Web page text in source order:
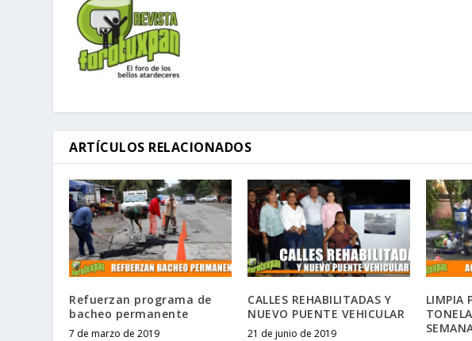
ARTÍCULOS RELACIONADOS
Refuerzan programa de
bacheo permanente
7 de marzo de 2019
CALLES REHABILITADAS Y
NUEVO PUENTE VEHICULAR
21 de junio de 2019
LIMPIA